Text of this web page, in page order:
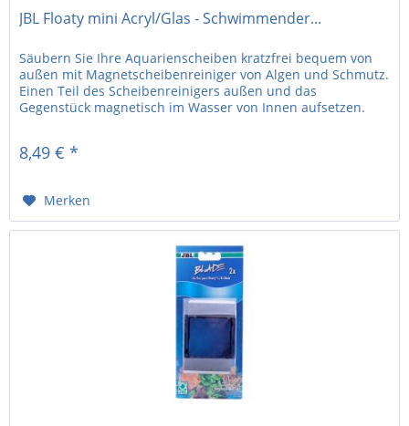
JBL Floaty mini Acryl/Glas - Schwimmender...
Säubern Sie Ihre Aquarienscheiben kratzfrei bequem von
außen mit Magnetscheibenreiniger von Algen und Schmutz.
Einen Teil des Scheibenreinigers außen und das
Gegenstück magnetisch im Wasser von Innen aufsetzen.
8,49 € *
Merken